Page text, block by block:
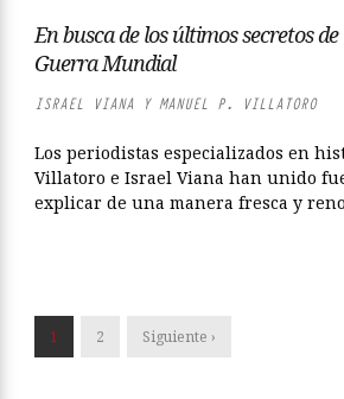
En busca de los últimos secretos
Guerra Mundial
ISRAEL VIANA Y MANUEL P. VILLATORO
Los periodistas especializados en
Villatoro e Israel Viana han unido
explicar de una manera fresca y
1 2 Siguiente ›